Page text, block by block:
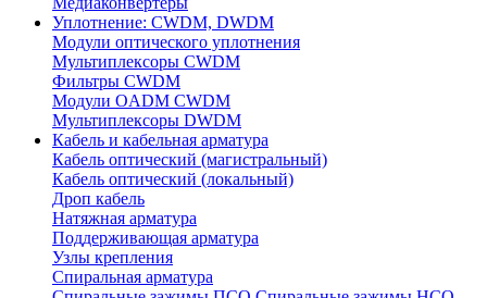
Уплотнение: CWDM, DWDM
Модули оптического уплотнения
Мультиплексоры CWDM
Фильтры CWDM
Модули OADM CWDM
Мультиплексоры DWDM
Кабель и кабельная арматура
Кабель оптический (магистральный)
Кабель оптический (локальный)
Дроп кабель
Натяжная арматура
Поддерживающая арматура
Узлы крепления
Спиральная арматура